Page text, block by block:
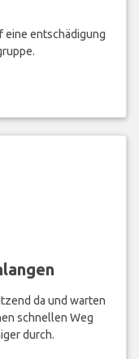
eine entschädigung
da und warten
schnellen Weg
durch.